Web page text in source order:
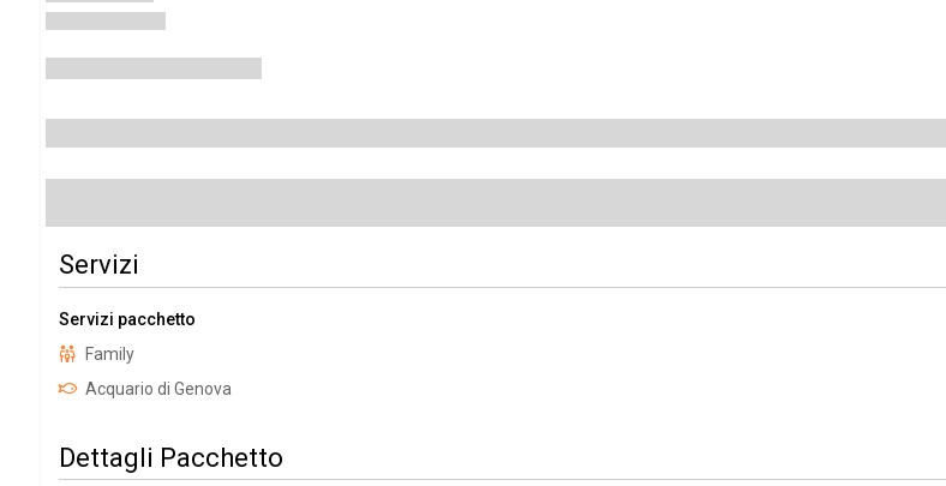
Servizi
Servizi pacchetto
Family
Acquario di Genova
Dettagli Pacchetto